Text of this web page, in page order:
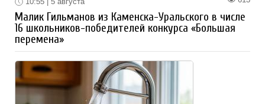
Малик Гильманов из Каменска-Уральского в числе
16 школьников-победителей конкурса «Большая
перемена»